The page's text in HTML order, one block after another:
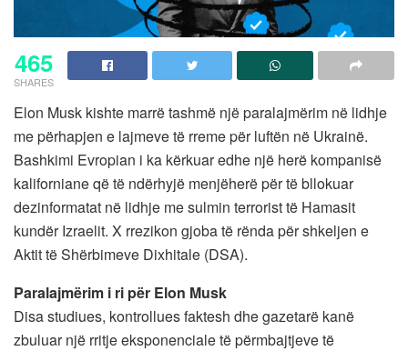
465
SHARES
Elon Musk kishte marrë tashmë një paralajmërim në lidhje
me përhapjen e lajmeve të rreme për luftën në Ukrainë.
Bashkimi Evropian i ka kërkuar edhe një herë kompanisë
kaliforniane që të ndërhyjë menjëherë për të bllokuar
dezinformatat në lidhje me sulmin terrorist të Hamasit
kundër Izraelit. X rrezikon gjoba të rënda për shkeljen e
Aktit të Shërbimeve Dixhitale (DSA).
Paralajmërim i ri për Elon Musk
Disa studiues, kontrollues faktesh dhe gazetarë kanë
zbuluar një rritje eksponenciale të përmbajtjeve të